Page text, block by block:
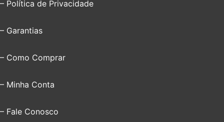
– Política de Privacidade
– Garantias
– Como Comprar
– Minha Conta
– Fale Conosco